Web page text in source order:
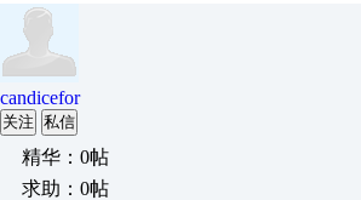
candicefor
关注 私信
精华：0帖
求助：0帖